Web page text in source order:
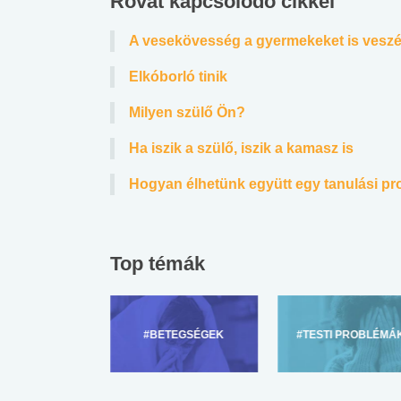
A vesekövesség a gyermekeket is
Elkóborló tinik
Milyen szülő Ön?
Ha iszik a szülő, iszik a kamasz is
Hogyan élhetünk együtt egy tanulási
Top témák
#BETEGSÉGEK #TESTI